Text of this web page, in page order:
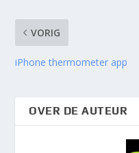
VORIG
iPhone thermometer app
OVER DE AUTEUR